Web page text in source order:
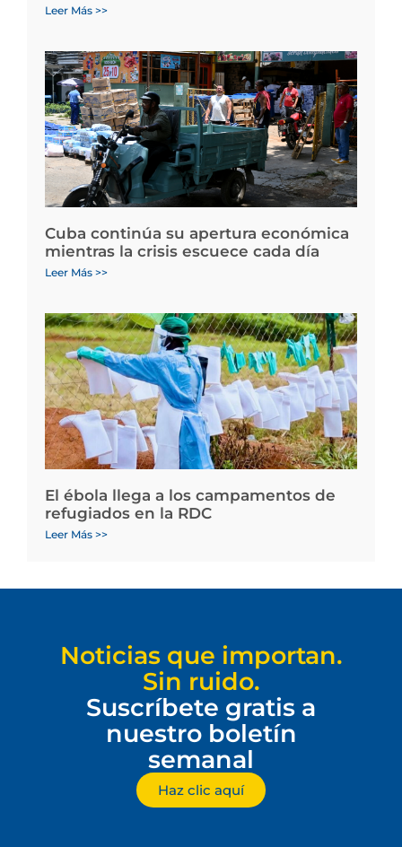
Leer Más >>
Cuba continúa su apertura económica
mientras la crisis escuece cada día
Leer Más >>
El ébola llega a los campamentos de
refugiados en la RDC
Leer Más >>
Noticias que importan.
Sin ruido.
Suscríbete gratis a
nuestro boletín
semanal
Haz clic aquí